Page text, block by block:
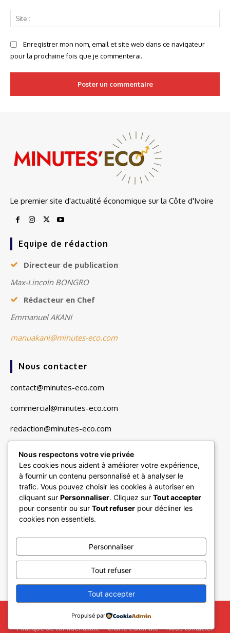
:
Enregistrer mon nom, email et site web dans ce navigateur
pour la prochaine fois que je commenterai.
Le premier site d'actualité économique sur la Côte d'Ivoire
Equipe de rédaction
Directeur de publication
Max-Lincoln BONGRO
Rédacteur en Chef
Emmanuel AKANI
manuakani@minutes-eco.com
Nous contacter
contact@minutes-eco.com
commercial@minutes-eco.com
redaction@minutes-eco.com
Liens utiles
Navigation
Finance & Marchés
Entreprises & Secteurs
Minutes Multimédias
© 2017-2026 Minutes-eco.com - Tous droits réservés
Politique de confidentialité
Charte éditoriale Nous contacter
Nous respectons votre vie privée
Les cookies nous aident à améliorer votre expérience,
à fournir un contenu personnalisé et à analyser le
trafic. Vous pouvez choisir les cookies à autoriser en
cliquant sur Personnaliser. Cliquez sur Tout accepter
pour consentir ou sur Tout refuser pour décliner les
cookies non essentiels.
Personnaliser
Tout refuser
Tout accepter
Propulsé par